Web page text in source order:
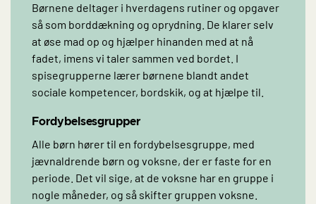
Børnene deltager i hverdagens rutiner og opgaver
så som borddækning og oprydning. De klarer selv
at øse mad op og hjælper hinanden med at nå
fadet, imens vi taler sammen ved bordet. I
spisegrupperne lærer børnene blandt andet
sociale kompetencer, bordskik, og at hjælpe til.
Fordybelsesgrupper
Alle børn hører til en fordybelsesgruppe, med
jævnaldrende børn og voksne, der er faste for en
periode. Det vil sige, at de voksne har en gruppe i
nogle måneder, og så skifter gruppen voksne.